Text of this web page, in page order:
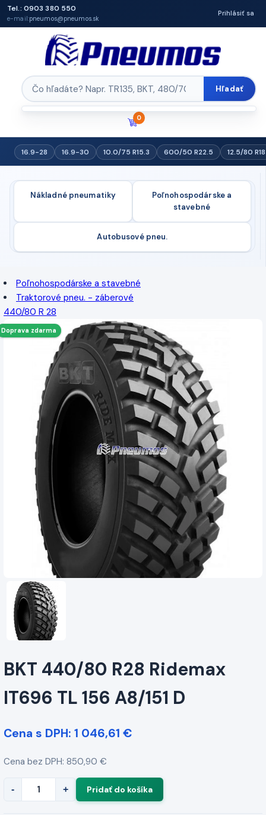
Tel.: 0903 380 550
e-mail:pneumos@pneumos.sk
Prihlásiť sa
Hľadať
0
16.9-28 16.9-30 10.0/75 R15.3 600/50 R22.5 12.5/80 R18
Nákladné pneumatiky
Poľnohospodárske a
stavebné
Autobusové pneu.
Poľnohospodárske a stavebné
Traktorové pneu. - záberové
440/80 R 28
Doprava zdarma
BKT 440/80 R28 Ridemax
IT696 TL 156 A8/151 D
Cena s DPH: 1 046,61 €
Cena bez DPH: 850,90 €
- +